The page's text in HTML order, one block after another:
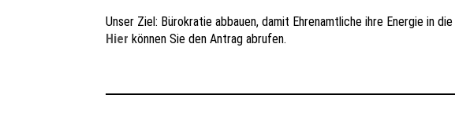
Unser Ziel: Bürokratie abbauen, damit Ehrenamtliche ihre Energie in
Hier können Sie den Antrag abrufen.